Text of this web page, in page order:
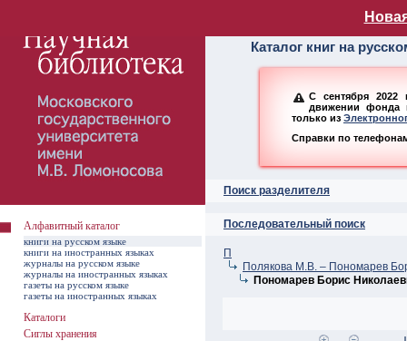
Алфавитный
Каталог книг на
С сентября 2022
движении фонда
только из
Справки по
Поиск разделителя
Последовательный поиск
П
Полякова М.В. – Пономарев
Пономарев Борис
Алфавитный каталог
книги на русском языке
книги на иностранных языках
журналы на русском языке
журналы на иностранных языках
газеты на русском языке
газеты на иностранных языках
Каталоги
Сиглы хранения